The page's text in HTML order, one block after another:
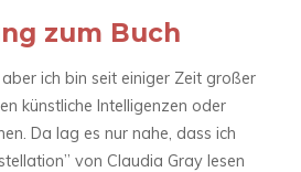
zum Buch
ich bin seit einiger Zeit großer
künstliche Intelligenzen oder
Da lag es nur nahe, dass ich
von Claudia Gray lesen